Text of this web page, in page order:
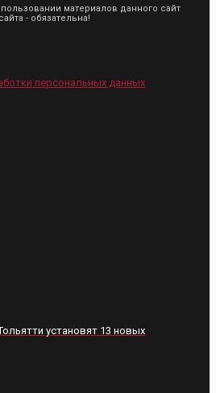
материалов данного сайт
- обязательна!
персональных данных
установят 13 новых